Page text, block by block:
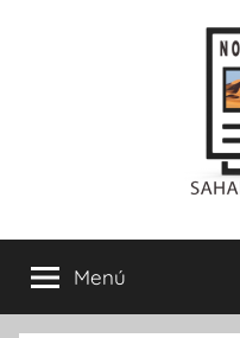
Sahara
Noticias
Menú